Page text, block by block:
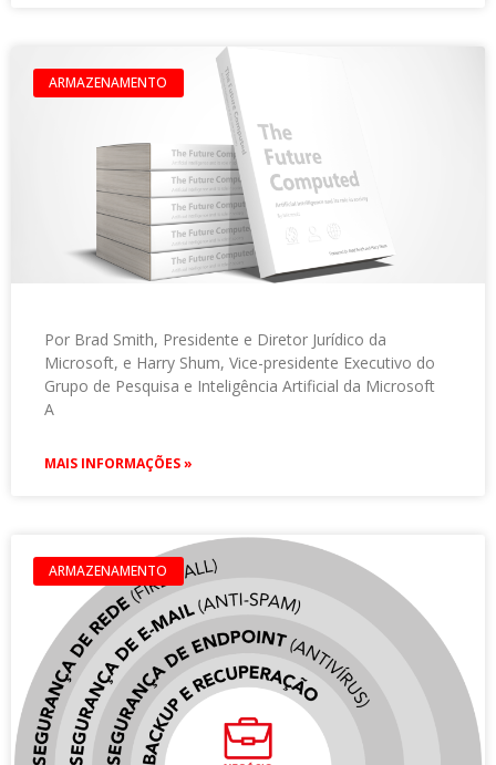
ARMAZENAMENTO
Por Brad Smith, Presidente e Diretor Jurídico da
Microsoft, e Harry Shum, Vice-presidente Executivo do
Grupo de Pesquisa e Inteligência Artificial da Microsoft
A
MAIS INFORMAÇÕES »
ARMAZENAMENTO